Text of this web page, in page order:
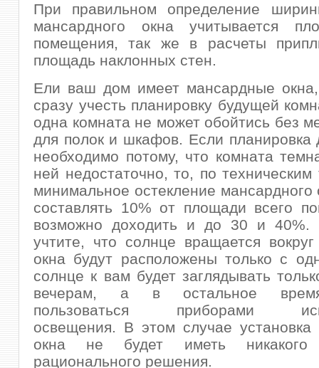
При правильном определение
мансардного окна учитывается
помещения, так же в расчеты
площадь наклонных стен.
Ели ваш дом имеет мансардные
сразу учесть планировку будущей
одна комната не может обойтись без
для полок и шкафов. Если планировка
необходимо потому, что комната
ней недостаточно, то, по техническим
минимальное остекление мансардного
составлять 10% от площади всего
возможно доходить и до 30 и 40%.
учтите, что солнце вращается
окна будут расположены только с
солнце к вам будет заглядывать
вечерам, а в остальное
пользоваться приборами
освещения. В этом случае установка
окна не будет иметь
рационального решения.